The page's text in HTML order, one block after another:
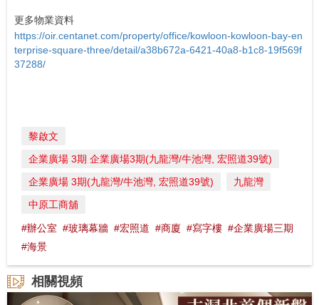
更多物業資料
https://oir.centanet.com/property/office/kowloon-kowloon-bay-en
terprise-square-three/detail/a38b672a-6421-40a8-b1c8-19f569f
37288/
黎啟文
企業廣場 3期 企業廣場3期(九龍灣/牛池灣, 宏照道39號)
企業廣場 3期(九龍灣/牛池灣, 宏照道39號)
九龍灣
中原工商舖
#辦公室 #玻璃幕牆 #宏照道 #商廈 #寫字樓 #企業廣場三期
#海景
相關視頻